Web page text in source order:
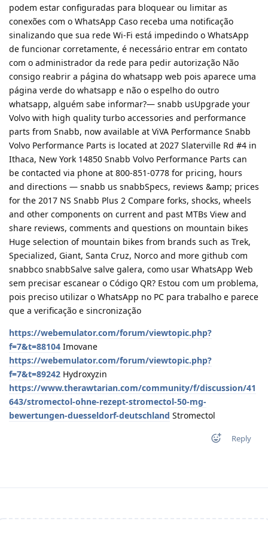
podem estar configuradas para bloquear ou limitar as
conexões com o WhatsApp Caso receba uma notificação
sinalizando que sua rede Wi-Fi está impedindo o WhatsApp
de funcionar corretamente, é necessário entrar em contato
com o administrador da rede para pedir autorização Não
consigo reabrir a página do whatsapp web pois aparece uma
página verde do whatsapp e não o espelho do outro
whatsapp, alguém sabe informar?— snabb usUpgrade your
Volvo with high quality turbo accessories and performance
parts from Snabb, now available at ViVA Performance Snabb
Volvo Performance Parts is located at 2027 Slaterville Rd #4 in
Ithaca, New York 14850 Snabb Volvo Performance Parts can
be contacted via phone at 800-851-0778 for pricing, hours
and directions — snabb us snabbSpecs, reviews &amp; prices
for the 2017 NS Snabb Plus 2 Compare forks, shocks, wheels
and other components on current and past MTBs View and
share reviews, comments and questions on mountain bikes
Huge selection of mountain bikes from brands such as Trek,
Specialized, Giant, Santa Cruz, Norco and more github com
snabbco snabbSalve salve galera, como usar WhatsApp Web
sem precisar escanear o Código QR? Estou com um problema,
pois preciso utilizar o WhatsApp no PC para trabalho e parece
que a verificação e sincronização
https://webemulator.com/forum/viewtopic.php?
f=7&t=88104 Imovane
https://webemulator.com/forum/viewtopic.php?
f=7&t=89242 Hydroxyzin
https://www.therawtarian.com/community/f/discussion/41
643/stromectol-ohne-rezept-stromectol-50-mg-
bewertungen-duesseldorf-deutschland Stromectol
Reply